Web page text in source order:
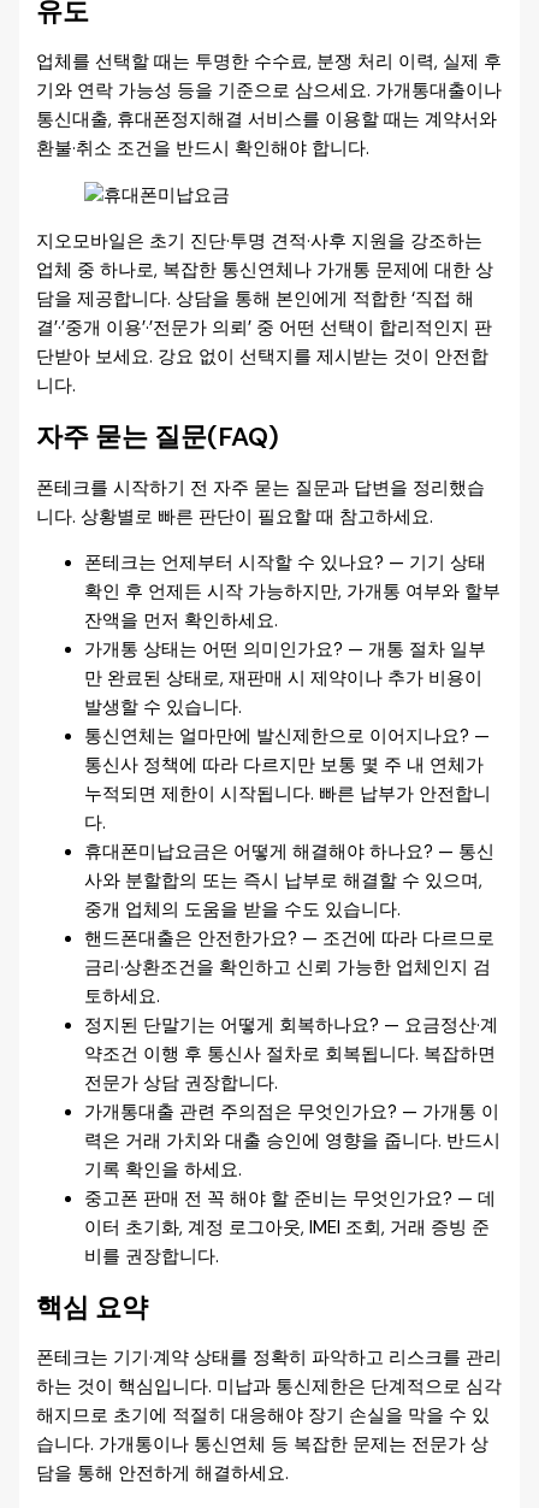
유도
업체를 선택할 때는 투명한 수수료, 분쟁 처리 이력, 실제 후
기와 연락 가능성 등을 기준으로 삼으세요. 가개통대출이나
통신대출, 휴대폰정지해결 서비스를 이용할 때는 계약서와
환불·취소 조건을 반드시 확인해야 합니다.
지오모바일은 초기 진단·투명 견적·사후 지원을 강조하는
업체 중 하나로, 복잡한 통신연체나 가개통 문제에 대한 상
담을 제공합니다. 상담을 통해 본인에게 적합한 ‘직접 해
결’·’중개 이용’·’전문가 의뢰’ 중 어떤 선택이 합리적인지 판
단받아 보세요. 강요 없이 선택지를 제시받는 것이 안전합
니다.
자주 묻는 질문(FAQ)
폰테크를 시작하기 전 자주 묻는 질문과 답변을 정리했습
니다. 상황별로 빠른 판단이 필요할 때 참고하세요.
폰테크는 언제부터 시작할 수 있나요? — 기기 상태
확인 후 언제든 시작 가능하지만, 가개통 여부와 할부
잔액을 먼저 확인하세요.
가개통 상태는 어떤 의미인가요? — 개통 절차 일부
만 완료된 상태로, 재판매 시 제약이나 추가 비용이
발생할 수 있습니다.
통신연체는 얼마만에 발신제한으로 이어지나요? —
통신사 정책에 따라 다르지만 보통 몇 주 내 연체가
누적되면 제한이 시작됩니다. 빠른 납부가 안전합니
다.
휴대폰미납요금은 어떻게 해결해야 하나요? — 통신
사와 분할합의 또는 즉시 납부로 해결할 수 있으며,
중개 업체의 도움을 받을 수도 있습니다.
핸드폰대출은 안전한가요? — 조건에 따라 다르므로
금리·상환조건을 확인하고 신뢰 가능한 업체인지 검
토하세요.
정지된 단말기는 어떻게 회복하나요? — 요금정산·계
약조건 이행 후 통신사 절차로 회복됩니다. 복잡하면
전문가 상담 권장합니다.
가개통대출 관련 주의점은 무엇인가요? — 가개통 이
력은 거래 가치와 대출 승인에 영향을 줍니다. 반드시
기록 확인을 하세요.
중고폰 판매 전 꼭 해야 할 준비는 무엇인가요? — 데
이터 초기화, 계정 로그아웃, IMEI 조회, 거래 증빙 준
비를 권장합니다.
핵심 요약
폰테크는 기기·계약 상태를 정확히 파악하고 리스크를 관리
하는 것이 핵심입니다. 미납과 통신제한은 단계적으로 심각
해지므로 초기에 적절히 대응해야 장기 손실을 막을 수 있
습니다. 가개통이나 통신연체 등 복잡한 문제는 전문가 상
담을 통해 안전하게 해결하세요.